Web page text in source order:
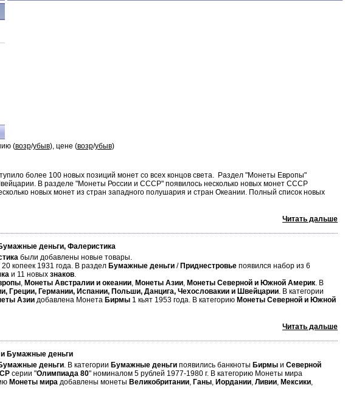
(возр/убыв), цене (возр/убыв)
более 100 новых позиций монет со всех концов света. Раздел "Монеты Европы"
В разделе "Монеты России и СССР" появилось несколько новых монет СССР
новых монет из стран западного полушария и стран Океании. Полный список новых
Читать дальше
деньги, Фалеристика
были добавлены новые товары.
копеек 1931 года. В раздел Бумажные деньги / Приднестровье появился набор из 6
и 11 новых знаков.
, Монеты Австралии и океании, Монеты Азии, Монеты Северной и Южной Америк. В
Греции, Германии, Испании, Польши, Данцига, Чехословакии и Швейцарии. В категории
Азии добавлена Монета Бирмы 1 кьят 1953 года. В категорию Монеты Северной и Южной
Читать дальше
Бумажные деньги
деньги. В категории Бумажные деньги появились банкноты Бирмы и Северной
серии "Олимпиада 80" номиналом 5 рублей 1977-1980 г. В категорию Монеты мира
Монеты мира добавлены монеты Великобритании, Ганы, Иордании, Ливии, Мексики,